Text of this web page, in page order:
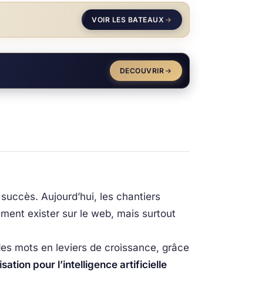
VOIR LES BATEAUX
DECOUVRIR
Aujourd’hui, les chantiers
exister sur le web, mais surtout
mots en leviers de croissance, grâce
pour l’intelligence artificielle